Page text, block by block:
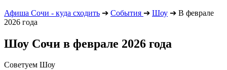
Афиша Сочи - куда сходить ➔ События ➔ Шоу ➔ В феврале
2026 года
Шоу Сочи в феврале 2026 года
Советуем Шоу